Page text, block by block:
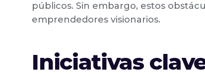
públicos. Sin embargo, estos
emprendedores visionarios.
Iniciativas